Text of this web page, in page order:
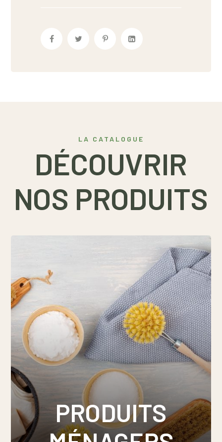
LA CATALOGUE
DÉCOUVRIR
NOS PRODUITS
PRODUITS